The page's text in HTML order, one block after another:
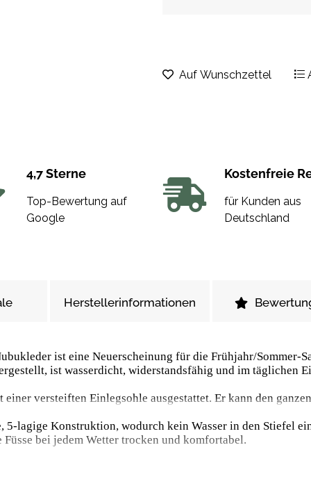
Auf Wunschzettel
4,7 Sterne
Top-Bewertung auf
Google
Kostenfreie
für Kunden aus
Deutschland
Herstellerinformationen
ist eine Neuerscheinung für die Frühjahr/Sommer-
ist wasserdicht, widerstandsfähig und im täglichen
versteiften Einlegsohle ausgestattet. Er kann den
lagige Konstruktion, wodurch kein Wasser in den Stiefel
bei jedem Wetter trocken und komfortabel.